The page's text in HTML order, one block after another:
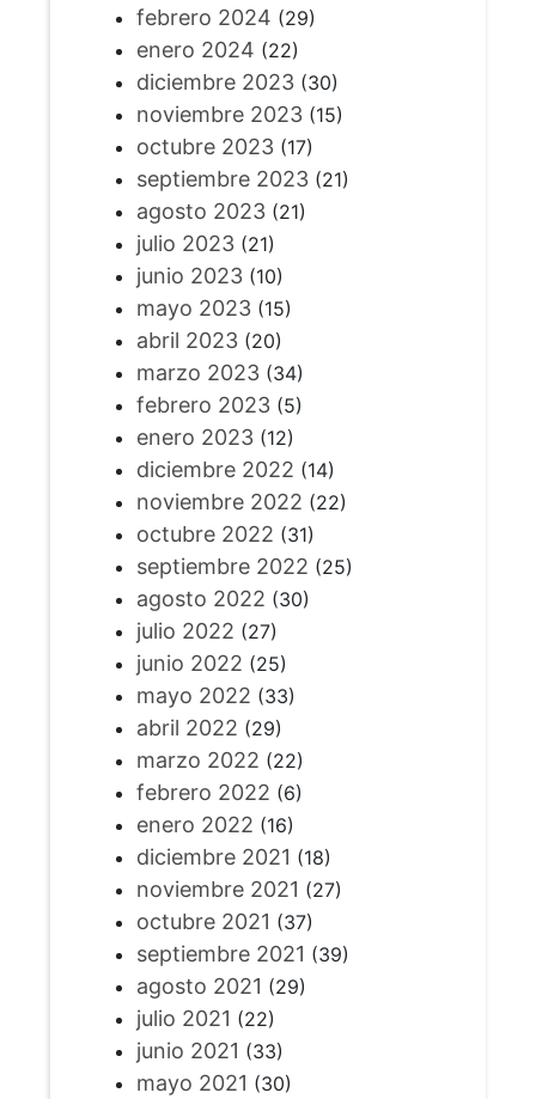
febrero 2024 (29)
enero 2024 (22)
diciembre 2023(30)
noviembre 2023(15)
octubre 2023(17)
septiembre 2023(21)
agosto 2023(21)
julio 2023(21)
junio 2023(10)
mayo 2023(15)
abril 2023(20)
marzo 2023(34)
febrero 2023(5)
enero 2023(12)
diciembre 2022 (14)
noviembre 2022 (22)
octubre 2022 (31)
septiembre 2022 (25)
agosto 2022 (30)
julio 2022 (27)
junio 2022 (25)
mayo 2022 (33)
abril 2022 (29)
marzo 2022 (22)
febrero 2022 (6)
enero 2022 (16)
diciembre 2021 (18)
noviembre 2021 (27)
octubre 2021 (37)
septiembre 2021 (39)
agosto 2021 (29)
julio 2021 (22)
junio 2021 (33)
mayo 2021 (30)